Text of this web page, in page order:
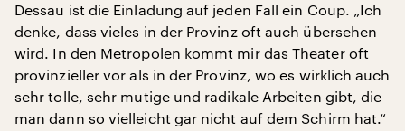
Dessau ist die Einladung auf jeden Fall ein Coup. „Ich
denke, dass vieles in der Provinz oft auch übersehen
wird. In den Metropolen kommt mir das Theater oft
provinzieller vor als in der Provinz, wo es wirklich auch
sehr tolle, sehr mutige und radikale Arbeiten gibt, die
man dann so vielleicht gar nicht auf dem Schirm hat.“